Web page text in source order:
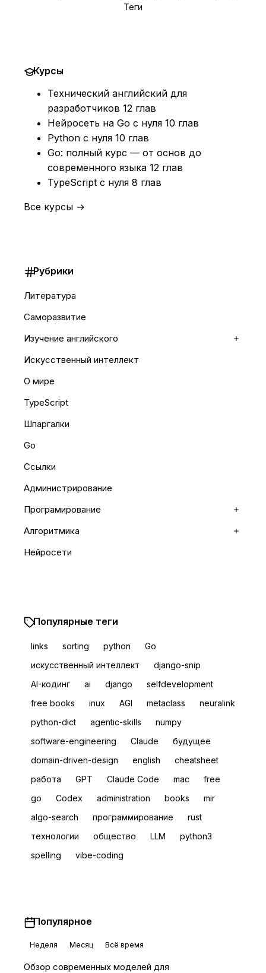
Теги
Курсы
Технический английский для
разработчиков 12 глав
Нейросеть на Go с нуля 10 глав
Python с нуля 10 глав
Go: полный курс — от основ до
современного языка 12 глав
TypeScript с нуля 8 глав
Все курсы →
Рубрики
Литература
Саморазвитие
Изучение английского
Искусственный интеллект
О мире
TypeScript
Шпаргалки
Go
Ссылки
Администрирование
Програмирование
Алгоритмика
Нейросети
Популярные теги
links sorting python
Go
искусственный интеллект
django-snip
AI-кодинг
ai django
selfdevelopment
free books
inux AGI metaclass
neuralink
python-dict
agentic-skills
numpy
software-engineering
Claude
будущее
domain-driven-design
english
сheatsheet
работа
GPT Claude Code mac
free
go
Codex administration books
mir
algo-search
программирование
rust
технологии
общество LLM
python3
spelling
vibe-coding
Популярное
Неделя Месяц Всё время
Обзор современных моделей для